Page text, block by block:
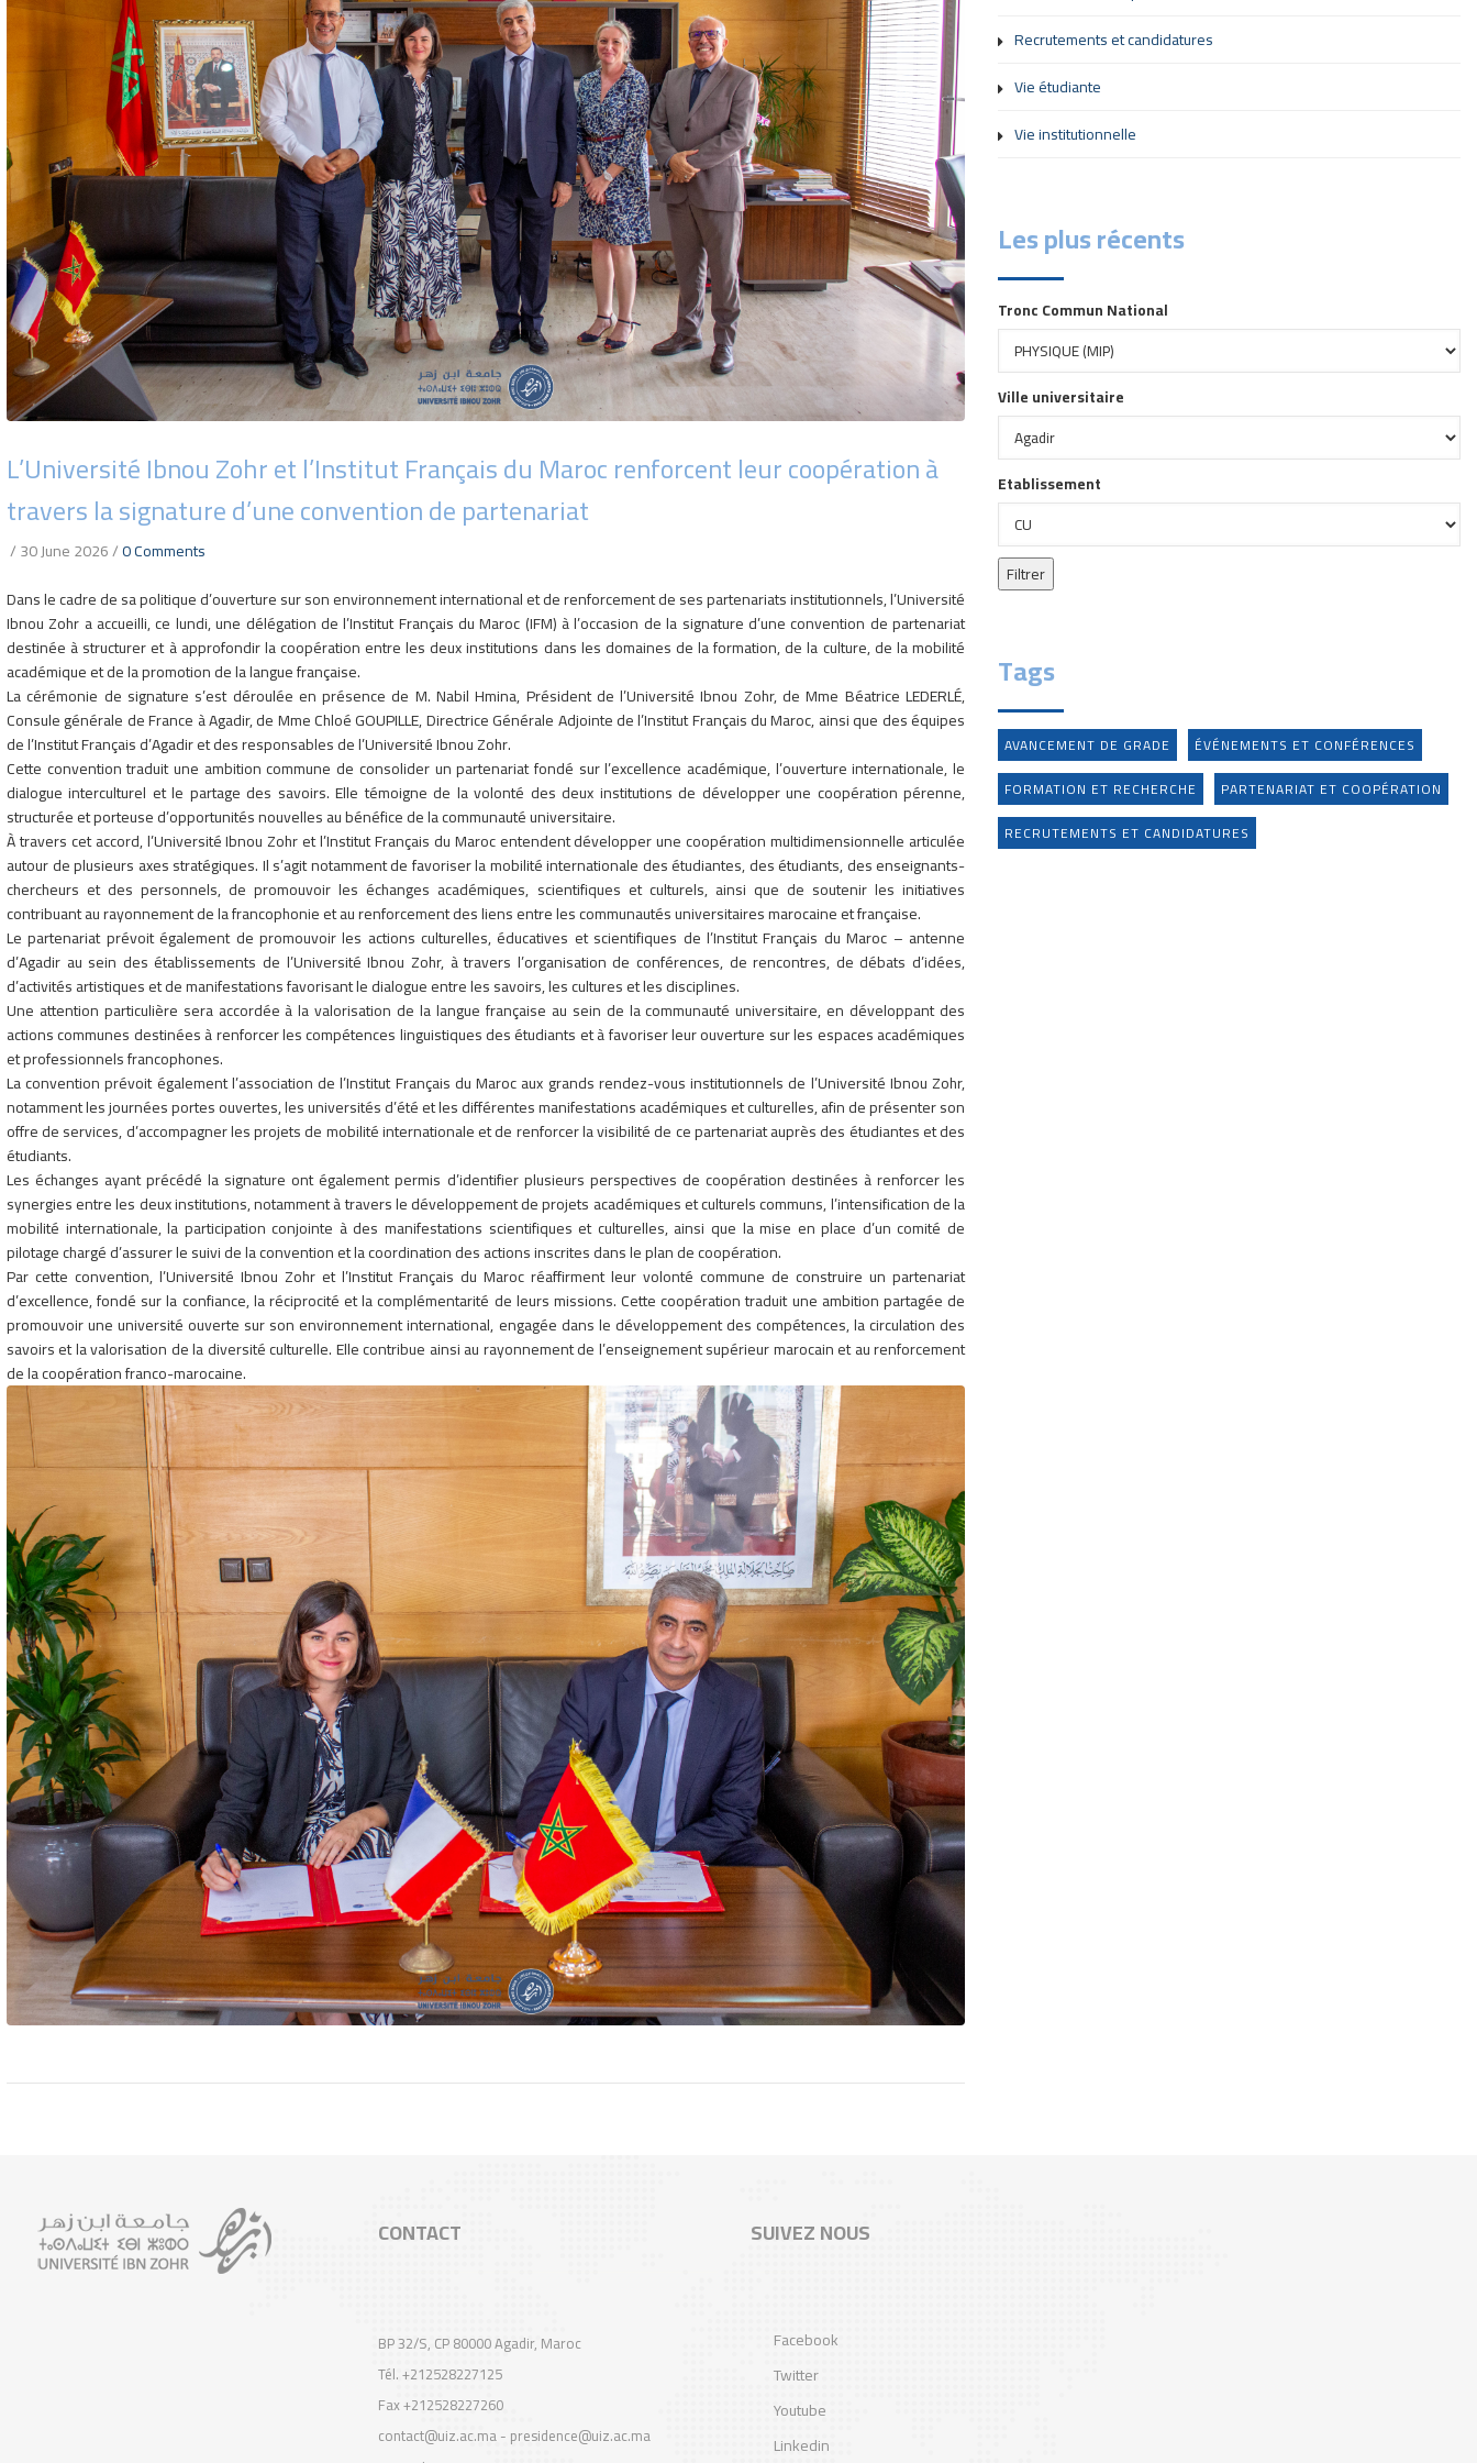
L’Université Ibnou Zohr et l’Institut Français du Maroc renforcent leur coopération à
travers la signature d’une convention de partenariat
/30 June 2026/0 Comments
Dans le cadre de sa politique d’ouverture sur son environnement international et de renforcement de ses partenariats institutionnels, l’Université
Ibnou Zohr a accueilli, ce lundi, une délégation de l’Institut Français du Maroc (IFM) à l’occasion de la signature d’une convention de partenariat
destinée à structurer et à approfondir la coopération entre les deux institutions dans les domaines de la formation, de la culture, de la mobilité
académique et de la promotion de la langue française.
La cérémonie de signature s’est déroulée en présence de M. Nabil Hmina, Président de l’Université Ibnou Zohr, de Mme Béatrice LEDERLÉ,
Consule générale de France à Agadir, de Mme Chloé GOUPILLE, Directrice Générale Adjointe de l’Institut Français du Maroc, ainsi que des équipes
de l’Institut Français d’Agadir et des responsables de l’Université Ibnou Zohr.
Cette convention traduit une ambition commune de consolider un partenariat fondé sur l’excellence académique, l’ouverture internationale, le
dialogue interculturel et le partage des savoirs. Elle témoigne de la volonté des deux institutions de développer une coopération pérenne,
structurée et porteuse d’opportunités nouvelles au bénéfice de la communauté universitaire.
À travers cet accord, l’Université Ibnou Zohr et l’Institut Français du Maroc entendent développer une coopération multidimensionnelle articulée
autour de plusieurs axes stratégiques. Il s’agit notamment de favoriser la mobilité internationale des étudiantes, des étudiants, des enseignants-
chercheurs et des personnels, de promouvoir les échanges académiques, scientifiques et culturels, ainsi que de soutenir les initiatives
contribuant au rayonnement de la francophonie et au renforcement des liens entre les communautés universitaires marocaine et française.
Le partenariat prévoit également de promouvoir les actions culturelles, éducatives et scientifiques de l’Institut Français du Maroc – antenne
d’Agadir au sein des établissements de l’Université Ibnou Zohr, à travers l’organisation de conférences, de rencontres, de débats d’idées,
d’activités artistiques et de manifestations favorisant le dialogue entre les savoirs, les cultures et les disciplines.
Une attention particulière sera accordée à la valorisation de la langue française au sein de la communauté universitaire, en développant des
actions communes destinées à renforcer les compétences linguistiques des étudiants et à favoriser leur ouverture sur les espaces académiques
et professionnels francophones.
La convention prévoit également l’association de l’Institut Français du Maroc aux grands rendez-vous institutionnels de l’Université Ibnou Zohr,
notamment les journées portes ouvertes, les universités d’été et les différentes manifestations académiques et culturelles, afin de présenter son
offre de services, d’accompagner les projets de mobilité internationale et de renforcer la visibilité de ce partenariat auprès des étudiantes et des
étudiants.
Les échanges ayant précédé la signature ont également permis d’identifier plusieurs perspectives de coopération destinées à renforcer les
synergies entre les deux institutions, notamment à travers le développement de projets académiques et culturels communs, l’intensification de la
mobilité internationale, la participation conjointe à des manifestations scientifiques et culturelles, ainsi que la mise en place d’un comité de
pilotage chargé d’assurer le suivi de la convention et la coordination des actions inscrites dans le plan de coopération.
Par cette convention, l’Université Ibnou Zohr et l’Institut Français du Maroc réaffirment leur volonté commune de construire un partenariat
d’excellence, fondé sur la confiance, la réciprocité et la complémentarité de leurs missions. Cette coopération traduit une ambition partagée de
promouvoir une université ouverte sur son environnement international, engagée dans le développement des compétences, la circulation des
savoirs et la valorisation de la diversité culturelle. Elle contribue ainsi au rayonnement de l’enseignement supérieur marocain et au renforcement
de la coopération franco-marocaine.
Recrutements et candidatures
Vie étudiante
Vie institutionnelle
Les plus récents
Tronc Commun National
Ville universitaire
Etablissement
Tags
AVANCEMENT DE GRADE
ÉVÉNEMENTS ET CONFÉRENCES
FORMATION ET RECHERCHE
PARTENARIAT ET COOPÉRATION
RECRUTEMENTS ET CANDIDATURES
CONTACT
BP 32/S, CP 80000 Agadir, Maroc
Tél. +212528227125
Fax +212528227260
contact@uiz.ac.ma - presidence@uiz.ac.ma
SUIVEZ NOUS
Facebook
Twitter
Youtube
Linkedin